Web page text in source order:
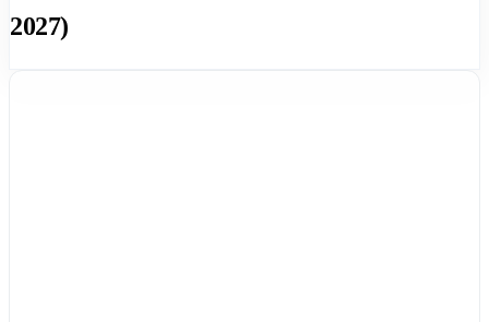
2027)